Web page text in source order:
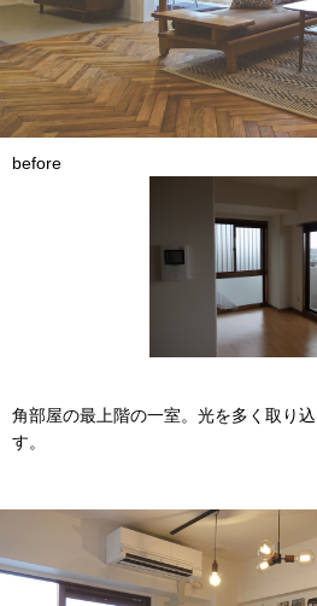
before
角部屋の最上階の一室。光を多く取り
す。